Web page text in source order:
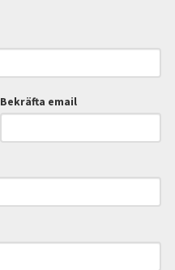
Bekräfta email